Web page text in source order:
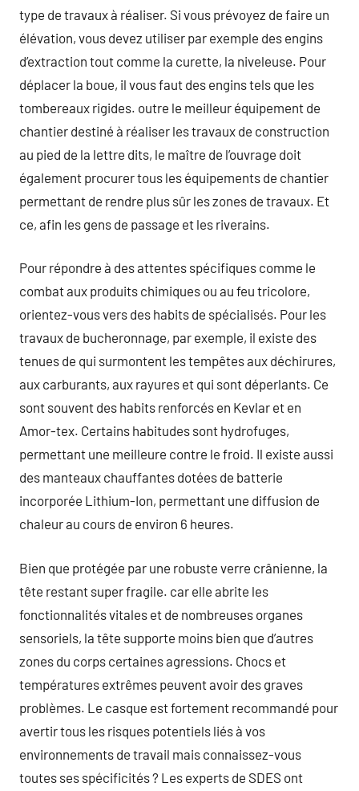
type de travaux à réaliser. Si vous prévoyez de faire un
élévation, vous devez utiliser par exemple des engins
d’extraction tout comme la curette, la niveleuse. Pour
déplacer la boue, il vous faut des engins tels que les
tombereaux rigides. outre le meilleur équipement de
chantier destiné à réaliser les travaux de construction
au pied de la lettre dits, le maître de l’ouvrage doit
également procurer tous les équipements de chantier
permettant de rendre plus sûr les zones de travaux. Et
ce, afin les gens de passage et les riverains.
Pour répondre à des attentes spécifiques comme le
combat aux produits chimiques ou au feu tricolore,
orientez-vous vers des habits de spécialisés. Pour les
travaux de bucheronnage, par exemple, il existe des
tenues de qui surmontent les tempêtes aux déchirures,
aux carburants, aux rayures et qui sont déperlants. Ce
sont souvent des habits renforcés en Kevlar et en
Amor-tex. Certains habitudes sont hydrofuges,
permettant une meilleure contre le froid. Il existe aussi
des manteaux chauffantes dotées de batterie
incorporée Lithium-Ion, permettant une diffusion de
chaleur au cours de environ 6 heures.
Bien que protégée par une robuste verre crânienne, la
tête restant super fragile. car elle abrite les
fonctionnalités vitales et de nombreuses organes
sensoriels, la tête supporte moins bien que d’autres
zones du corps certaines agressions. Chocs et
températures extrêmes peuvent avoir des graves
problèmes. Le casque est fortement recommandé pour
avertir tous les risques potentiels liés à vos
environnements de travail mais connaissez-vous
toutes ses spécificités ? Les experts de SDES ont